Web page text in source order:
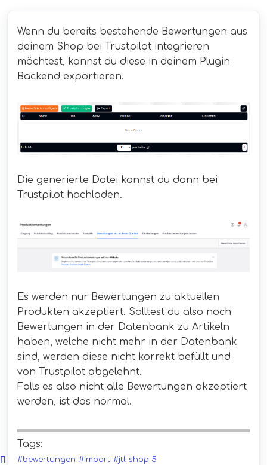
Wenn du bereits bestehende Bewertungen aus
deinem Shop bei Trustpilot integrieren
möchtest, kannst du diese in deinem Plugin
Backend exportieren.
Die generierte Datei kannst du dann bei
Trustpilot hochladen.
Es werden nur Bewertungen zu aktuellen
Produkten akzeptiert. Solltest du also noch
Bewertungen in der Datenbank zu Artikeln
haben, welche nicht mehr in der Datenbank
sind, werden diese nicht korrekt befüllt und
von Trustpilot abgelehnt.
Falls es also nicht alle Bewertungen akzeptiert
werden, ist das normal.
Tags:
#bewertungen #import #jtl-shop 5